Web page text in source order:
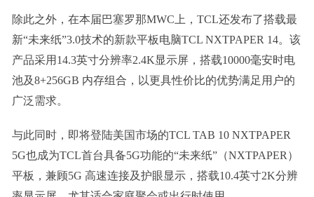
除此之外，在本届巴塞罗那MWC上，TCL还发布了搭载最
新“未来纸”3.0技术的新款平板电脑TCL NXTPAPER 14。该
产品采用14.3英寸分辨率2.4K显示屏，搭载10000毫安时电
池及8+256GB 内存组合，以更具性价比的优势满足用户的
广泛需求。
与此同时，即将登陆美国市场的TCL TAB 10 NXTPAPER
5G也成为TCL首台具备5G功能的“未来纸”（NXTPAPER）
平板，兼顾5G 高速连接及护眼显示，搭载10.4英寸2K分辨